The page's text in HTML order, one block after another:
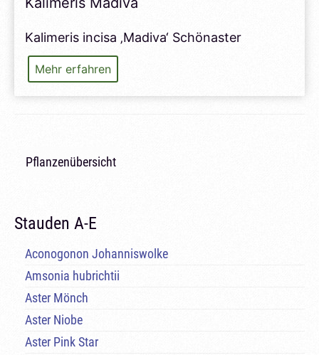
Kalimeris incisa ‚Madiva‘ Schönaster
Mehr erfahrenKalimeris
Madiva
Pflanzenübersicht
Stauden A-E
Aconogonon Johanniswolke
Amsonia hubrichtii
Aster Mönch
Aster Niobe
Aster Pink Star